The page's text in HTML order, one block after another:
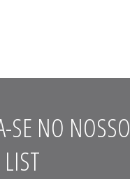
SE NO NOSSO